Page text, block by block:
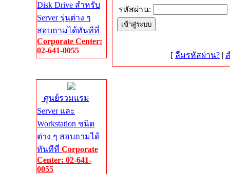
Disk Drive สำหรับ
Server รุ่นต่าง ๆ
สอบถามได้ทันทีที่
Corporate Center:
02-641-0055
ศูนย์รวมแรม
Server และ
Workstation ชนิด
ต่าง ๆ สอบถามได้
ทันทีที่ Corporate
Center: 02-641-
0055
รหัสผ่าน:
[ ลืมรหัสผ่าน? |